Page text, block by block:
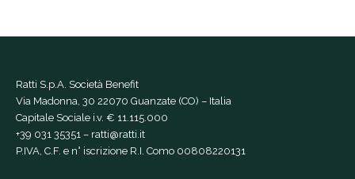
Ratti S.p.A. Società Benefit
Via Madonna, 30 22070 Guanzate (CO) – Italia
Capitale Sociale i.v. € 11.115.000
+39 031 35351 – ratti@ratti.it
P.IVA, C.F. e n° iscrizione R.I. Como 00808220131